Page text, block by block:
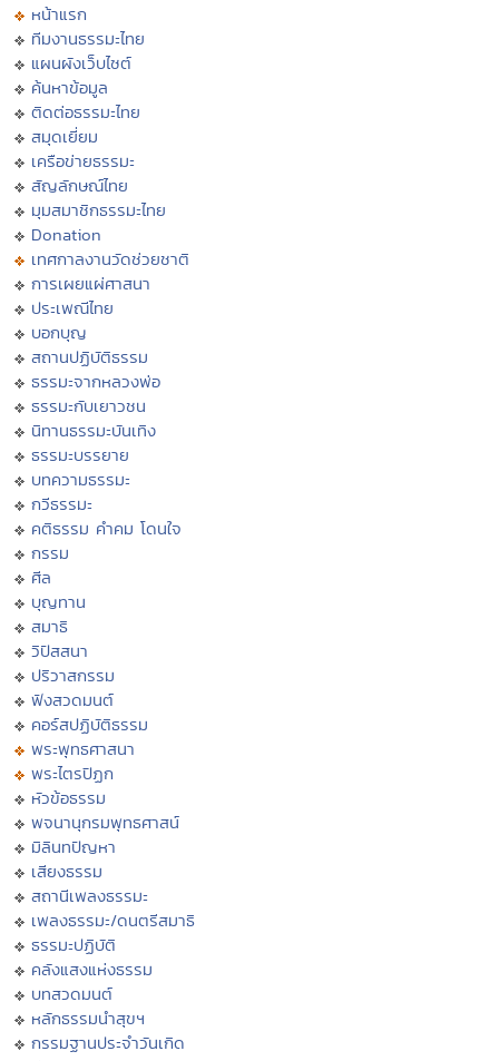
หน้าแรก
ทีมงานธรรมะไทย
แผนผังเว็บไซต์
ค้นหาข้อมูล
ติดต่อธรรมะไทย
สมุดเยี่ยม
เครือข่ายธรรมะ
สัญลักษณ์ไทย
มุมสมาชิกธรรมะไทย
Donation
เทศกาลงานวัดช่วยชาติ
การเผยแผ่ศาสนา
ประเพณีไทย
บอกบุญ
สถานปฏิบัติธรรม
ธรรมะจากหลวงพ่อ
ธรรมะกับเยาวชน
นิทานธรรมะบันเทิง
ธรรมะบรรยาย
บทความธรรมะ
กวีธรรมะ
คติธรรม คำคม โดนใจ
กรรม
ศีล
บุญทาน
สมาธิ
วิปัสสนา
ปริวาสกรรม
ฟังสวดมนต์
คอร์สปฏิบัติธรรม
พระพุทธศาสนา
พระไตรปิฏก
หัวข้อธรรม
พจนานุกรมพุทธศาสน์
มิลินทปัญหา
เสียงธรรม
สถานีเพลงธรรมะ
เพลงธรรมะ/ดนตรีสมาธิ
ธรรมะปฏิบัติ
คลังแสงแห่งธรรม
บทสวดมนต์
หลักธรรมนำสุขฯ
กรรมฐานประจำวันเกิด